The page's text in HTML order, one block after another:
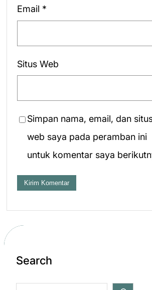
Email *
Situs Web
Simpan nama, email, dan
web saya pada peramban ini
untuk komentar saya
Search